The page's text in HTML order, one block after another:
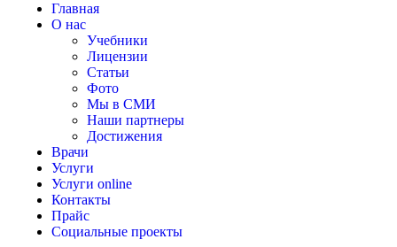
Главная
О нас
Учебники
Лицензии
Статьи
Фото
Мы в СМИ
Наши партнеры
Достижения
Врачи
Услуги
Услуги online
Контакты
Прайс
Социальные проекты